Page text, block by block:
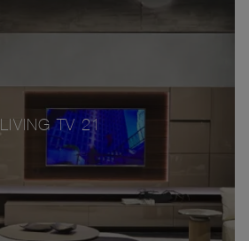
LIVING TV 21